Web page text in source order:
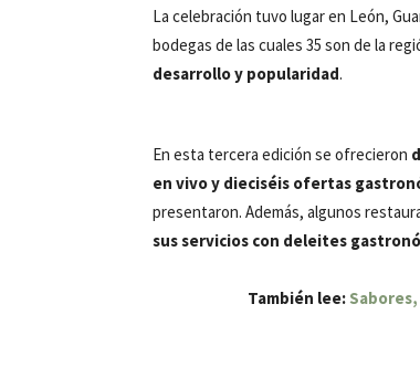
La celebración tuvo lugar en León,
bodegas de las cuales 35 son de la
desarrollo y popularidad.
En esta tercera edición se ofrecieron
en vivo y dieciséis ofertas
presentaron. Además, algunos
sus servicios con deleites
También lee: